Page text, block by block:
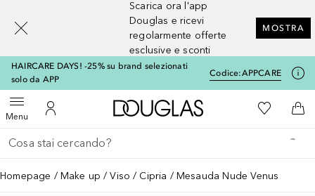
Scarica ora l'app
Douglas e ricevi
regolarmente offerte
esclusive e sconti
MOSTRA
HAIRCARE DAYS! -25% su brand selezionati
solo da APP
Codice:APPCARE
MenuApri menuAl Mio Account
A Douglas HomeAlla Mia
Al
Torna indietro
Esegui ricerca
Homepage Make up Viso Cipria Mesauda Nude Venus
[navigation.slideout.screenreader]